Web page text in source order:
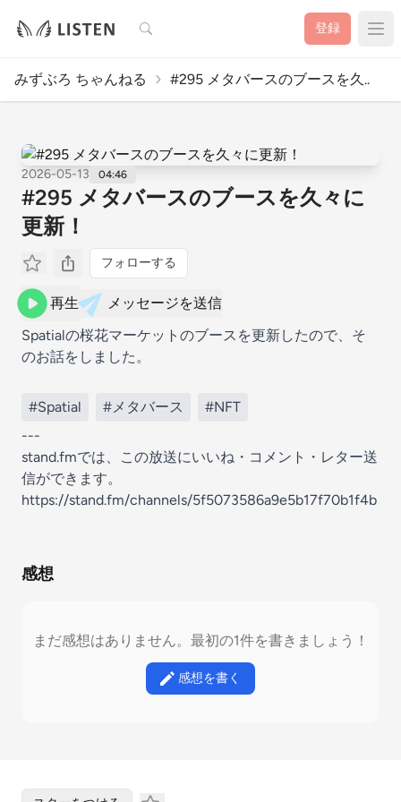
検索 登録
みずぶろ ちゃんねる #295 メタバースのブースを久..
2026-05-13 04:46
#295 メタバースのブースを久々に
更新！
フォローする
再生
メッセージを送信
Spatialの桜花マーケットのブースを更新したので、そ
のお話をしました。
#Spatial #メタバース
#NFT
---
stand.fmでは、この放送にいいね・コメント・レター送
信ができます。
https://stand.fm/channels/5f5073586a9e5b17f70b1f4b
感想
まだ感想はありません。最初の1件を書きましょう！
感想を書く